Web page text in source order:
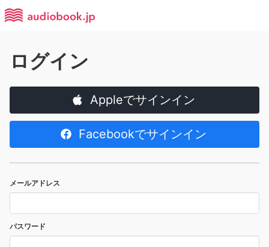
ログイン
Appleでサインイン
Facebookでサインイン
メールアドレス
パスワード